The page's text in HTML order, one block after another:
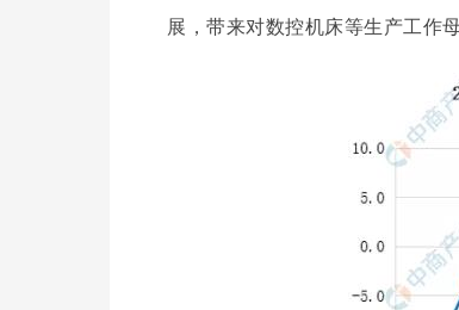
展，带来对数控机床等生产工作
能够满足电网50±0.2Hz的要求；发电机并网冲击转矩能够